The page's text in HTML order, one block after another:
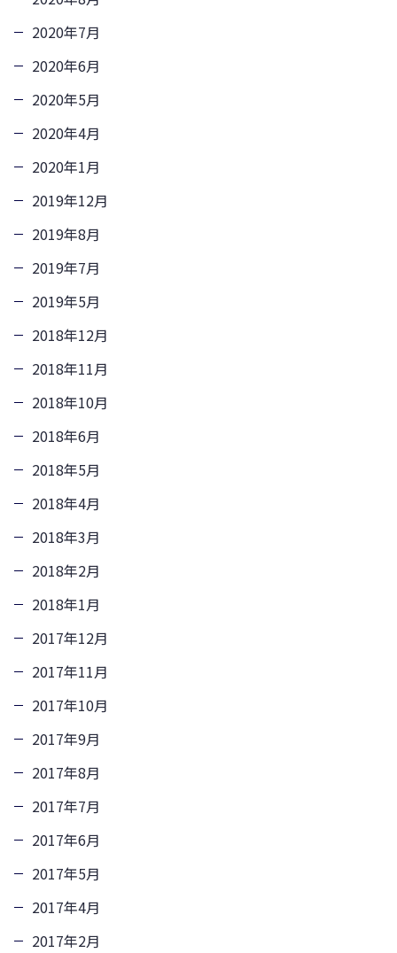
2020年7月
2020年6月
2020年5月
2020年4月
2020年1月
2019年12月
2019年8月
2019年7月
2019年5月
2018年12月
2018年11月
2018年10月
2018年6月
2018年5月
2018年4月
2018年3月
2018年2月
2018年1月
2017年12月
2017年11月
2017年10月
2017年9月
2017年8月
2017年7月
2017年6月
2017年5月
2017年4月
2017年2月